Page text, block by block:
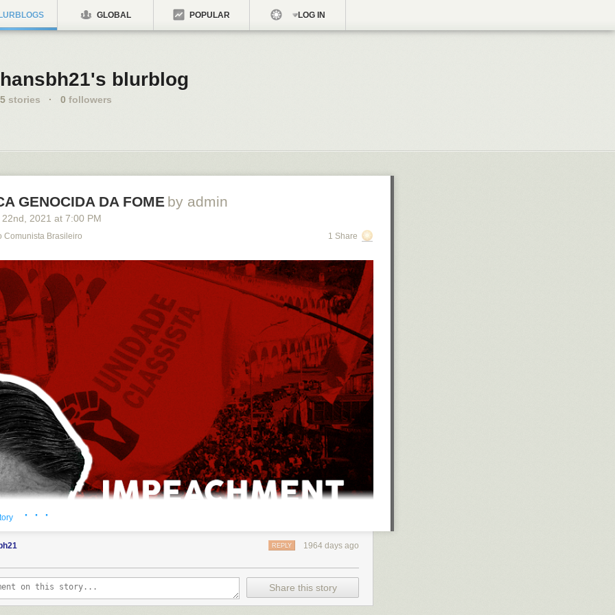
GLOBAL POPULAR LOG IN
hansbh21's blurblog
5 stories · 0 followers
GENOCIDA DA FOME by admin
nd , 2021 at 7:00 PM
Comunista Brasileiro 1 Share
· · ·
1964 days ago
REPLY
Share this story